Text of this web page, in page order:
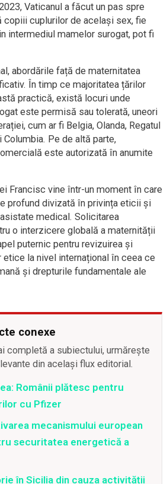
Vaticanul a făcut un pas spre
copiii cuplurilor de același sex, fie
intermediul mamelor surogat, pot fi
abordările față de maternitatea
În timp ce majoritatea țărilor
practică, există locuri unde
este permisă sau tolerată, uneori
cum ar fi Belgia, Olanda, Regatul
Columbia. Pe de altă parte,
este autorizată în anumite
Francisc vine într-un moment în care
profund divizată în privința eticii și
medical. Solicitarea
o interzicere globală a maternității
puternic pentru revizuirea și
etice la nivel internațional în ceea ce
și drepturile fundamentale ale
conexe
completă a subiectului, urmărește
din același flux editorial.
Românii plătesc pentru
cu Pfizer
mecanismului european
securitatea energetică a
în Sicilia din cauza activității